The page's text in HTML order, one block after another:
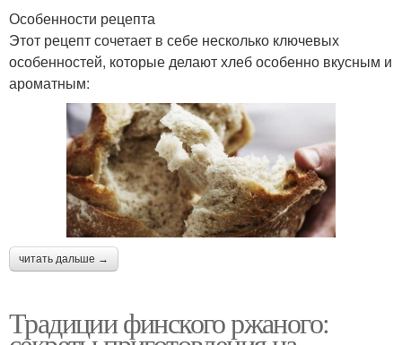
Особенности рецепта
Этот рецепт сочетает в себе несколько ключевых
особенностей, которые делают хлеб особенно вкусным и
ароматным:
читать дальше →
Традиции финского ржаного: